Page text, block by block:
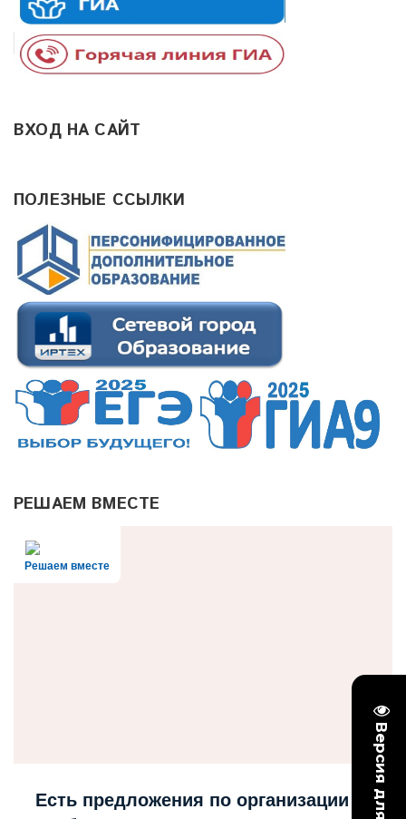
ВХОД НА САЙТ
ПОЛЕЗНЫЕ ССЫЛКИ
РЕШАЕМ ВМЕСТЕ
Решаем вместе
Есть предложения по организации